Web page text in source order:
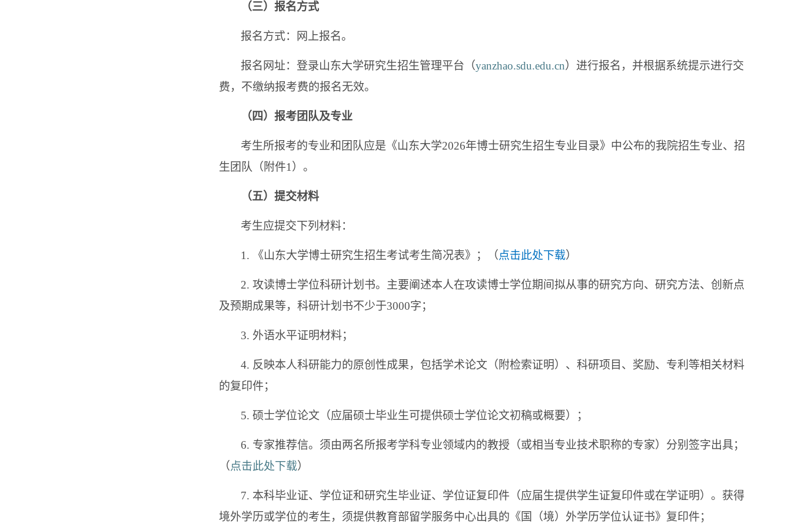
（三）报名方式
报名方式：网上报名。
报名网址：登录山东大学研究生招生管理平台 （yanzhao.sdu.edu.cn） 进行报名，并根据系统提示进行交
费，不缴纳报考费的报名无效。
（四）报考团队及专业
考生所报考的专业和团队应是《山东大学2026年博士研究生招生专业目录》中公布的我院招生专业、招
生团队（附件1）。
（五）提交材料
考生应提交下列材料：
1. 《山东大学博士研究生招生考试考生简况表》 ； （点击此处下载）
2. 攻读博士学位科研计划书。主要阐述本人在攻读博士学位期间拟从事的研究方向、研究方法、创新点
及预期成果等，科研计划书不少于3000字；
3. 外语水平证明材料；
4. 反映本人科研能力的原创性成果，包括学术论文（附检索证明）、科研项目、奖励、专利等相关材料
的复印件；
5. 硕士学位论文（应届硕士毕业生可提供硕士学位论文初稿或概要）；
6. 专家推荐信。须由两名所报考学科专业领域内的教授（或相当专业技术职称的专家）分别签字出具；
（点击此处下载）
7. 本科毕业证、学位证和研究生毕业证、学位证复印件（应届生提供学生证复印件或在学证明）。获得
境外学历或学位的考生，须提供教育部留学服务中心出具的《国（境）外学历学位认证书》复印件；